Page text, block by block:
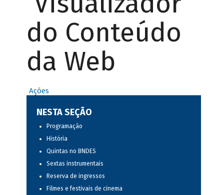
do Conteúdo
da Web
Ações
NESTA SEÇÃO
Programação
História
Quintas no BNDES
Sextas instrumentais
Reserva de ingressos
Filmes e festivais de cinema